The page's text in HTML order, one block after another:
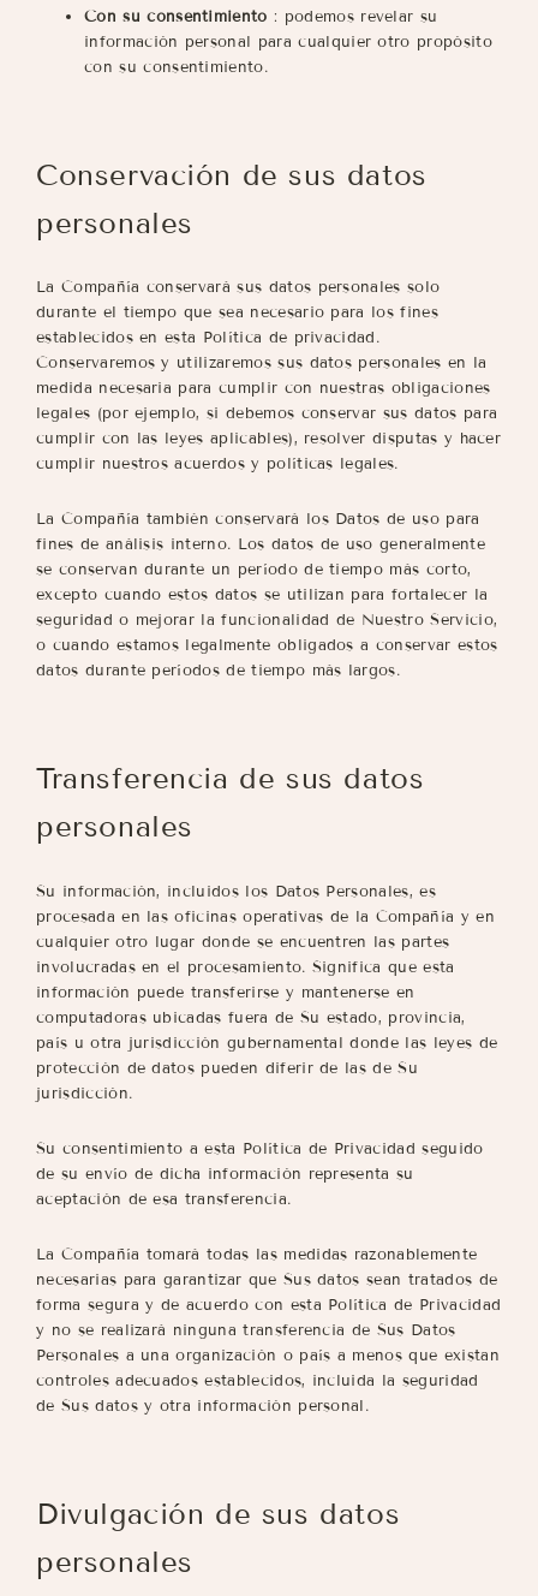
Con su consentimiento : podemos revelar su
información personal para cualquier otro propósito
con su consentimiento.
Conservación de sus datos
personales
La Compañía conservará sus datos personales solo
durante el tiempo que sea necesario para los fines
establecidos en esta Política de privacidad.
Conservaremos y utilizaremos sus datos personales en la
medida necesaria para cumplir con nuestras obligaciones
legales (por ejemplo, si debemos conservar sus datos para
cumplir con las leyes aplicables), resolver disputas y hacer
cumplir nuestros acuerdos y políticas legales.
La Compañía también conservará los Datos de uso para
fines de análisis interno. Los datos de uso generalmente
se conservan durante un período de tiempo más corto,
excepto cuando estos datos se utilizan para fortalecer la
seguridad o mejorar la funcionalidad de Nuestro Servicio,
o cuando estamos legalmente obligados a conservar estos
datos durante períodos de tiempo más largos.
Transferencia de sus datos
personales
Su información, incluidos los Datos Personales, es
procesada en las oficinas operativas de la Compañía y en
cualquier otro lugar donde se encuentren las partes
involucradas en el procesamiento. Significa que esta
información puede transferirse y mantenerse en
computadoras ubicadas fuera de Su estado, provincia,
país u otra jurisdicción gubernamental donde las leyes de
protección de datos pueden diferir de las de Su
jurisdicción.
Su consentimiento a esta Política de Privacidad seguido
de su envío de dicha información representa su
aceptación de esa transferencia.
La Compañía tomará todas las medidas razonablemente
necesarias para garantizar que Sus datos sean tratados de
forma segura y de acuerdo con esta Política de Privacidad
y no se realizará ninguna transferencia de Sus Datos
Personales a una organización o país a menos que existan
controles adecuados establecidos, incluida la seguridad
de Sus datos y otra información personal.
Divulgación de sus datos
personales